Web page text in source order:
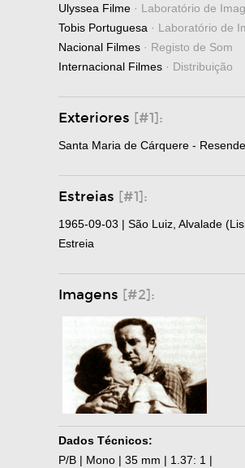
Ulyssea Filme · Laboratório de
Tobis Portuguesa · Laboratório de
Nacional Filmes · Registo de Som
Internacional Filmes · Distribuição
Exteriores [#1]:
Santa Maria de Cárquere -
Estreias [#1]:
1965-09-03 | São Luiz, Alvalade
Estreia
Imagens [#2]:
Dados Técnicos:
P/B | Mono | 35 mm | 1.37: 1 |